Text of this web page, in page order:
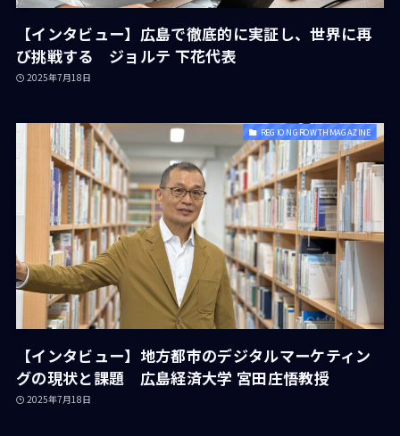
【インタビュー】広島で徹底的に実証し、世界に再
び挑戦する ジョルテ 下花代表
2025年7月18日
REGION GROWTH MAGAZINE
【インタビュー】地方都市のデジタルマーケティン
グの現状と課題 広島経済大学 宮田庄悟教授
2025年7月18日